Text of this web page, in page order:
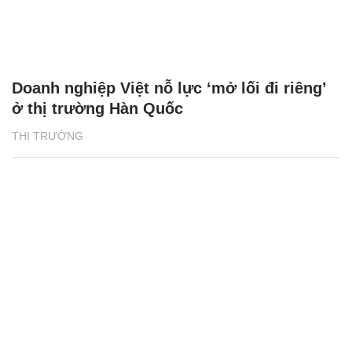
THỊ TRƯỜNG
Doanh nghiệp Việt nỗ lực ‘mở lối đi riêng’
ở thị trường Hàn Quốc